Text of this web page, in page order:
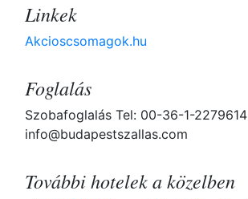
Linkek
Akcioscsomagok.hu
Foglalás
Szobafoglalás Tel: 00-36-1-2279614
info@budapestszallas.com
További hotelek a közelben